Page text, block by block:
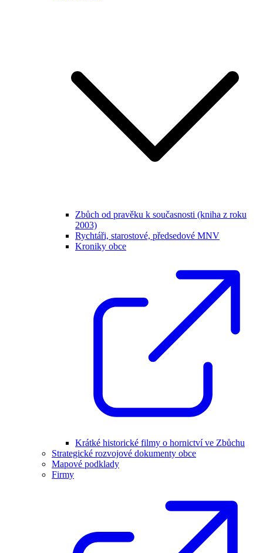
Zbůch od pravěku k současnosti (kniha z roku
2003)
Rychtáři, starostové, předsedové MNV
Kroniky obce
Krátké historické filmy o hornictví ve Zbůchu
Strategické rozvojové dokumenty obce
Mapové podklady
Firmy